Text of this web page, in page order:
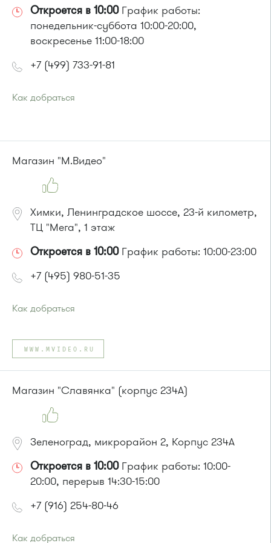
Откроется в 10:00График работы:
понедельник-суббота 10:00-20:00,
воскресенье 11:00-18:00
+7 (499) 733-91-81
Как добраться
Маршрутка № 164, 416м, 417м, 460м, 479м, 707м
или до остановки"Дежурная аптека"
Маршрутка № 164, 417м, 460м, 479м, 707м
Магазин "М.Видео"
Химки, Ленинградское шоссе, 23-й километр,
ТЦ "Мега", 1 этаж
Откроется в 10:00График работы: 10:00-23:00
+7 (495) 980-51-35
Как добраться
Автобусы № 30, 43, 350, 400, 400э, 440, 817, 851, 851э,
905.
Маршрутка № 431м, 476м, 900
WWW.MVIDEO.RU
Магазин "Славянка" (корпус 234А)
Зеленоград, микрорайон 2, Корпус 234А
Откроется в 10:00График работы: 10:00-
20:00, перерыв 14:30-15:00
+7 (916) 254-80-46
Как добраться